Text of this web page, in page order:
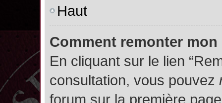
Haut
Comment remonter
En cliquant sur le lien
consultation, vous pouvez
forum sur la première